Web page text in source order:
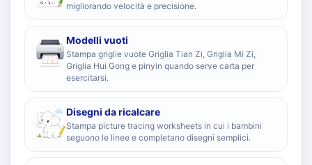
migliorando velocità e precisione.
Modelli vuoti
Stampa griglie vuote Griglia Tian Zi, Griglia Mi Zi,
Griglia Hui Gong e pinyin quando serve carta per
esercitarsi.
Disegni da ricalcare
Stampa picture tracing worksheets in cui i bambini
seguono le linee e completano disegni semplici.